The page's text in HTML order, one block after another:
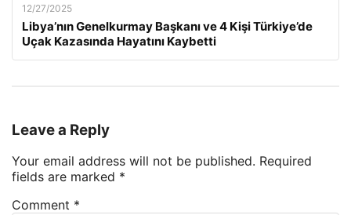
12/27/2025
Libya’nın Genelkurmay Başkanı ve 4 Kişi Türkiye’de
Uçak Kazasında Hayatını Kaybetti
Leave a Reply
Your email address will not be published. Required
fields are marked *
Comment *